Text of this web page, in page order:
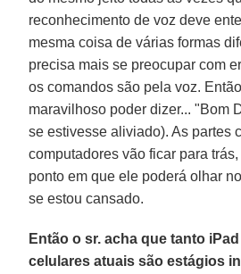
reconhecimento de voz deve
mesma coisa de várias formas
precisa mais se preocupar com
os comandos são pela voz.
maravilhoso poder dizer... "Bom
se estivesse aliviado). As partes
computadores vão ficar para
ponto em que ele poderá olhar
se estou cansado.
Então o sr. acha que tanto
celulares atuais são estágios